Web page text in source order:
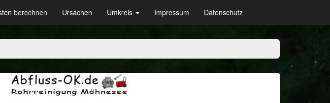
berechnen Ursachen Umkreis Impressum Datenschutz